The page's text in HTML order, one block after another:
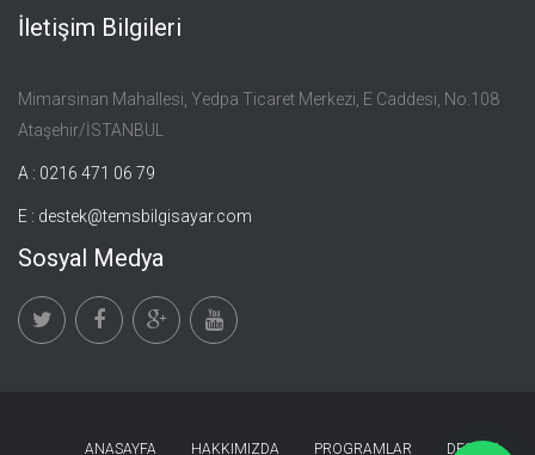
İletişim Bilgileri
Mimarsinan Mahallesi, Yedpa Ticaret Merkezi, E Caddesi, No:108
Ataşehir/İSTANBUL
A : 0216 471 06 79
E : destek@temsbilgisayar.com
Sosyal Medya
ANASAYFA HAKKIMIZDA PROGRAMLAR DESTEK